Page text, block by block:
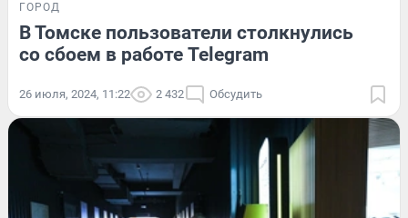
ГОРОД
В Томске пользователи столкнулись
со сбоем в работе Telegram
26 июля, 2024, 11:22 2 432 Обсудить